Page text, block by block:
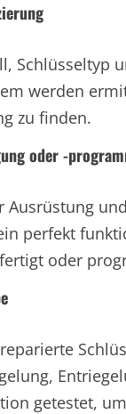
Schlüsseltyp
werden
zu finden.
oder -
Ausrüstung
perfekt
oder
getestet,